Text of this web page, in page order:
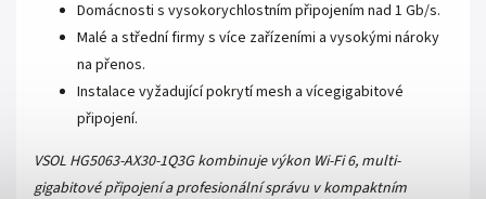
Domácnosti s vysokorychlostním připojením nad 1 Gb/s.
Malé a střední firmy s více zařízeními a vysokými nároky
na přenos.
Instalace vyžadující pokrytí mesh a vícegigabitové
připojení.
VSOL HG5063-AX30-1Q3G kombinuje výkon Wi-Fi 6, multi-
gigabitové připojení a profesionální správu v kompaktním